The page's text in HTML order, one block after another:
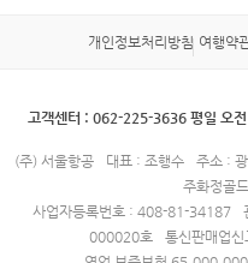
개인정보처리방침 여행약
고객센터 : 062-225-3636 평일 오
(주) 서울항공 대표 : 조행수
주소 :
주화정골
사업자등록번호 : 408-81-34187
000020호
통신판매업